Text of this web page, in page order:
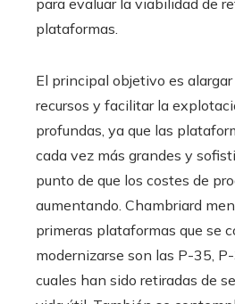
para evaluar la viabilidad de
plataformas.
El principal objetivo es
recursos y facilitar la
profundas, ya que las
cada vez más grandes y
punto de que los costes de
aumentando. Chambriard
primeras plataformas que se
modernizarse son las P-35,
cuales han sido retiradas de